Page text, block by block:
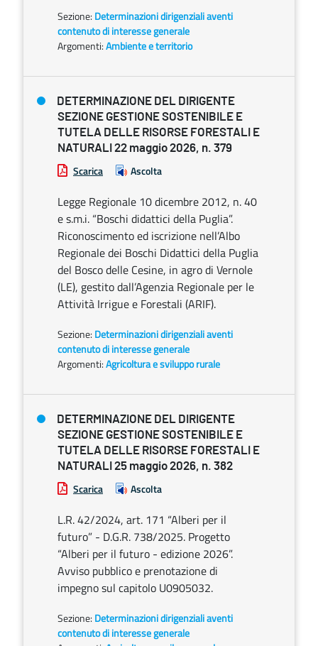
Sezione: Determinazioni dirigenziali aventi
contenuto di interesse generale
Argomenti:Ambiente e territorio
DETERMINAZIONE DEL DIRIGENTE
SEZIONE GESTIONE SOSTENIBILE E
TUTELA DELLE RISORSE FORESTALI E
NATURALI 22 maggio 2026, n. 379
Scarica Ascolta
Legge Regionale 10 dicembre 2012, n. 40
e s.m.i. “Boschi didattici della Puglia”.
Riconoscimento ed iscrizione nell’Albo
Regionale dei Boschi Didattici della Puglia
del Bosco delle Cesine, in agro di Vernole
(LE), gestito dall’Agenzia Regionale per le
Attività Irrigue e Forestali (ARIF).
Sezione: Determinazioni dirigenziali aventi
contenuto di interesse generale
Argomenti:Agricoltura e sviluppo rurale
DETERMINAZIONE DEL DIRIGENTE
SEZIONE GESTIONE SOSTENIBILE E
TUTELA DELLE RISORSE FORESTALI E
NATURALI 25 maggio 2026, n. 382
Scarica Ascolta
L.R. 42/2024, art. 171 “Alberi per il
futuro” - D.G.R. 738/2025. Progetto
“Alberi per il futuro - edizione 2026”.
Avviso pubblico e prenotazione di
impegno sul capitolo U0905032.
Sezione: Determinazioni dirigenziali aventi
contenuto di interesse generale